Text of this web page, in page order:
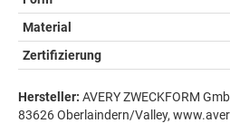
Material
Zertifizierung
Hersteller: AVERY ZWECKFORM
83626 Oberlaindern/Valley,